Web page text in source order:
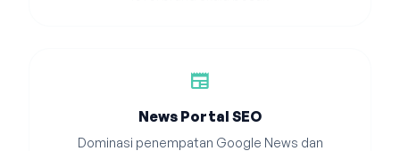
newspaper
News Portal SEO
Dominasi penempatan Google News dan